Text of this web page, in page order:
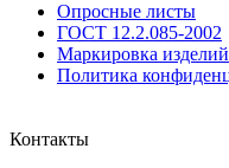
Опросные листы
ГОСТ 12.2.085-2002
Маркировка изделий
Политика
Контакты